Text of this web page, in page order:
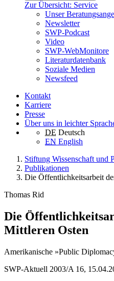
Zur Übersicht: Service
Unser
Newsletter
SWP-Podcast
Video
SWP-WebMonitore
Literaturdatenbank
Soziale Medien
Newsfeed
Kontakt
Karriere
Presse
Über uns in leichter
DE Deutsch
EN English
Stiftung Wissenschaft und
Publikationen
Die Öffentlichkeitsarbeit
Thomas Rid
Die
Mittleren Osten
Amerikanische »Public
SWP-Aktuell 2003/A 16,